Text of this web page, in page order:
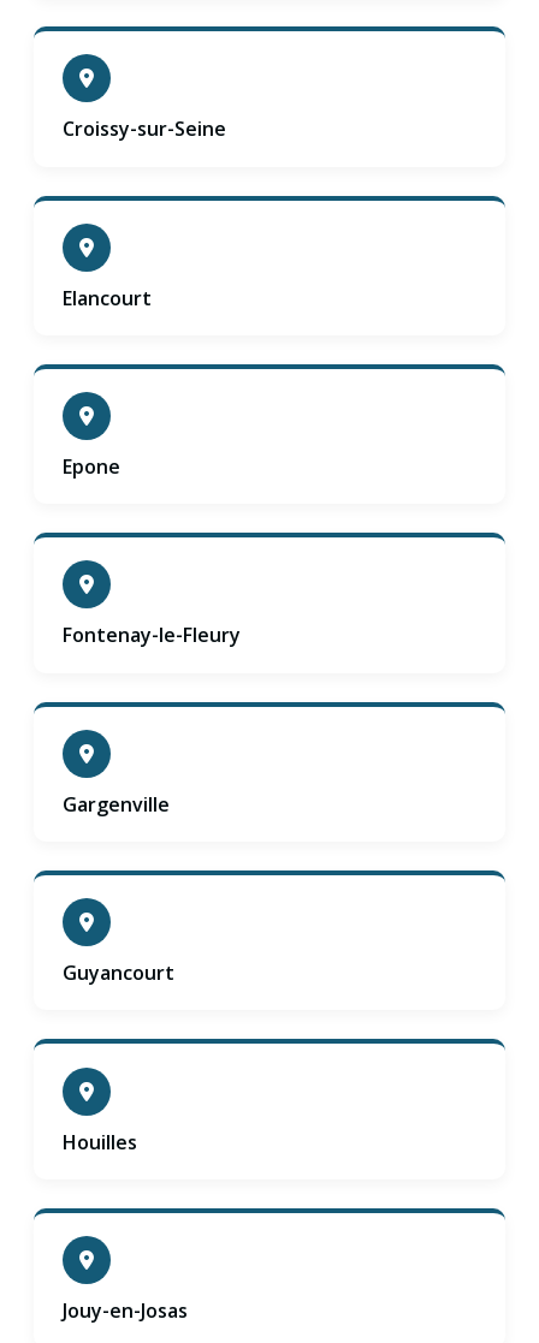
Croissy-sur-Seine
Elancourt
Epone
Fontenay-le-Fleury
Gargenville
Guyancourt
Houilles
Jouy-en-Josas